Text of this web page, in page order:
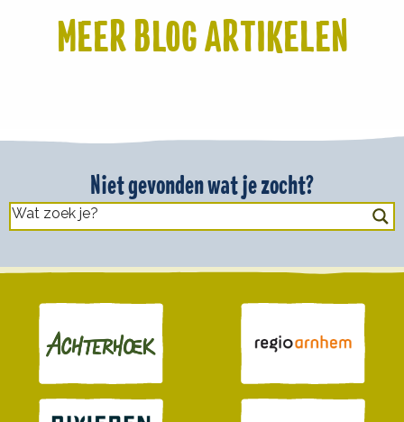
MEER BLOG ARTIKELEN
Niet gevonden wat je zocht?